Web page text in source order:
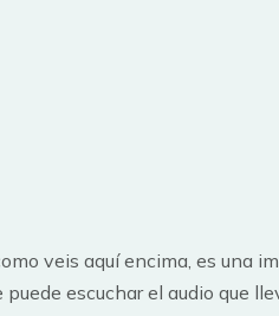
veis aquí encima, es una
puede escuchar el audio que